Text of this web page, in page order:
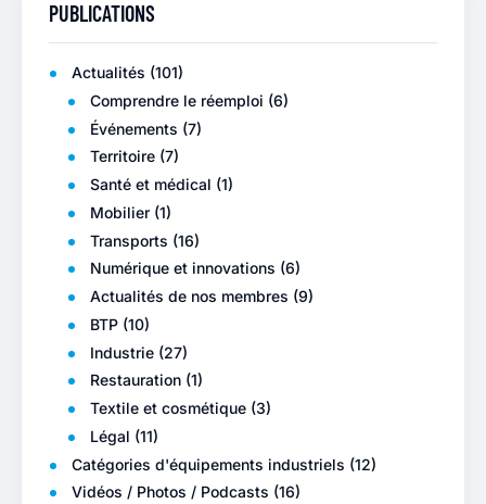
PUBLICATIONS
Actualités (101)
Comprendre le réemploi (6)
Événements (7)
Territoire (7)
Santé et médical (1)
Mobilier (1)
Transports (16)
Numérique et innovations (6)
Actualités de nos membres (9)
BTP (10)
Industrie (27)
Restauration (1)
Textile et cosmétique (3)
Légal (11)
Catégories d'équipements industriels (12)
Vidéos / Photos / Podcasts (16)